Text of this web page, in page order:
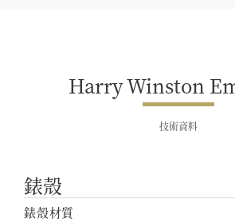
Harry Winston
技術資料
錶殼
錶殼材質